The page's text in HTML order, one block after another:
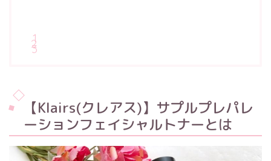
【Klairs(クレアス)】サプルプレパレ
ーションフェイシャルトナーとは